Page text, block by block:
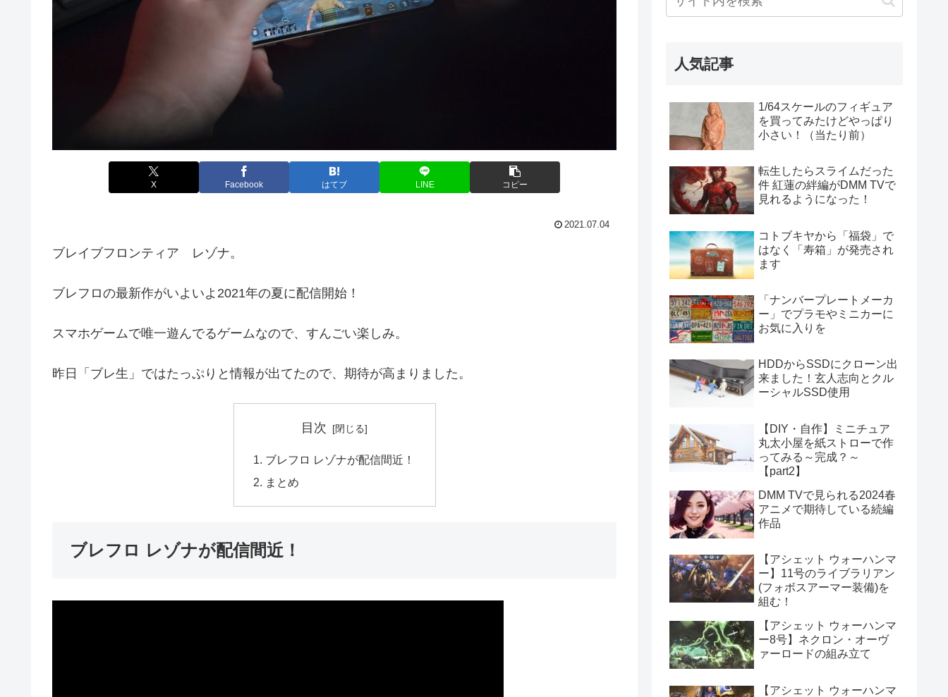
X Facebook はてブ LINE コピー
2021.07.04
ブレイブフロンティア レゾナ。
ブレフロの最新作がいよいよ2021年の夏に配信開始！
スマホゲームで唯一遊んでるゲームなので、すんごい楽しみ。
昨日「ブレ生」ではたっぷりと情報が出てたので、期待が高まりました。
目次
ブレフロ レゾナが配信間近！
まとめ
ブレフロ レゾナが配信間近！
人気記事
1/64スケールのフィギュア
を買ってみたけどやっぱり
小さい！（当たり前）
転生したらスライムだった
件 紅蓮の絆編がDMM TVで
見れるようになった！
コトブキヤから「福袋」で
はなく「寿箱」が発売され
ます
「ナンバープレートメーカ
ー」でプラモやミニカーに
お気に入りを
HDDからSSDにクローン出
来ました！玄人志向とクル
ーシャルSSD使用
【DIY・自作】ミニチュア
丸太小屋を紙ストローで作
ってみる～完成？～
【part2】
DMM TVで見られる2024春
アニメで期待している続編
作品
【アシェット ウォーハンマ
ー】11号のライブラリアン
(フォボスアーマー装備)を
組む！
【アシェット ウォーハンマ
ー8号】ネクロン・オーヴ
ァーロードの組み立て
【アシェット ウォーハンマ